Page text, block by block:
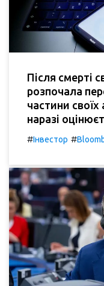
Після смерті
розпочала
частини своїх
наразі
#Інвестор #